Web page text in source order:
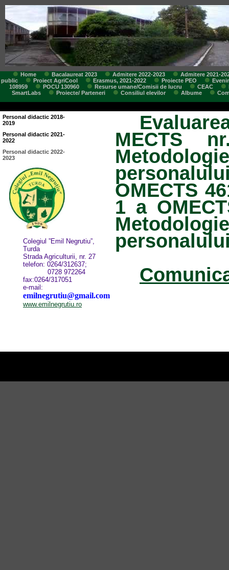
Home Bacalaureat 2023 Admitere 2022-2023
Admitere 2021-
public
Proiect AgriCool Erasmus, 2021-2022 Proiecte PEO
108959
POCU 130960 Resurse umane/Comisii de lucru CEAC
SmartLabs
Proiecte/ Parteneri Consiliul elevilor Albume
Personal didactic 2018-
2019
Personal didactic 2021-
2022
Personal didactic 2022-
2023
Colegiul ”Emil Negrutiu”,
Turda
Strada Agriculturii, nr. 27
telefon: 0264/312637;
0728 972264
fax:0264/317051
e-mail:
emilnegrutiu@gmail.com
www.emilnegrutiu.ro
MECTS
OMECTS
1 a